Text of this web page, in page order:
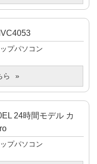
プパソコン
ら
24時間モデル カ
プパソコン